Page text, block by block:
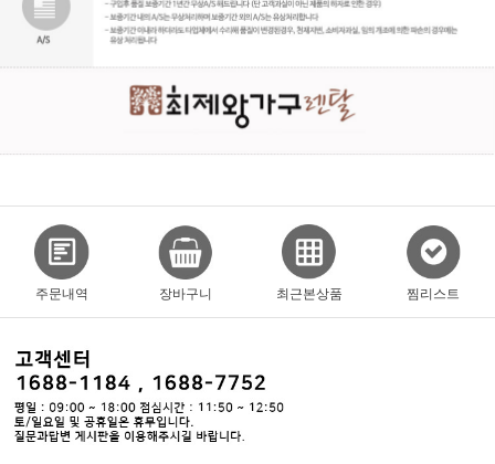
주문내역 장바구니 최근본상품 찜리스트